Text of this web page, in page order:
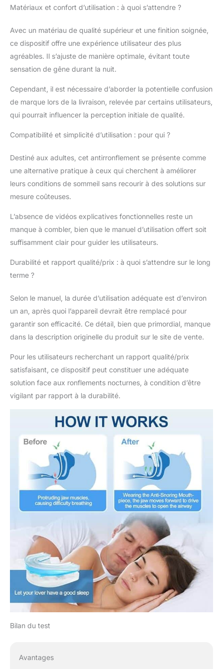
d'air ne soit pas
sains : les matériaux et
les produits ont été
soumis à des tests de
biocompatibilité
rigoureux, de sorte
pour le corps humain
et ne provoquent pas
de ronflements même
prolongée. Facile à
doucement l'appareil
avec une brosse douce
pendant 3 à 5 minutes,
puis rincez
de vie est de 6 à 12
mois avec des soins
appropriés. Utilisation :
de l'appareil augmente
l'efficacité. Veuillez lire
explique en détail
comment utiliser
l'appareil et ce à quoi
attention.
Matériaux et confort d’utilisation : à quoi s’attendre ?
Avec un matériau de qualité supérieur et une finition soignée,
ce dispositif offre une expérience utilisateur des plus
agréables. Il s’ajuste de manière optimale, évitant toute
sensation de gêne durant la nuit.
Cependant, il est nécessaire d’aborder la potentielle confusion
de marque lors de la livraison, relevée par certains utilisateurs,
qui pourrait influencer la perception initiale de qualité.
Compatibilité et simplicité d’utilisation : pour qui ?
Destiné aux adultes, cet antirronflement se présente comme
une alternative pratique à ceux qui cherchent à améliorer
leurs conditions de sommeil sans recourir à des solutions sur
mesure coûteuses.
L’absence de vidéos explicatives fonctionnelles reste un
manque à combler, bien que le manuel d’utilisation offert soit
suffisamment clair pour guider les utilisateurs.
Durabilité et rapport qualité/prix : à quoi s’attendre sur le long
terme ?
Selon le manuel, la durée d’utilisation adéquate est d’environ
un an, après quoi l’appareil devrait être remplacé pour
garantir son efficacité. Ce détail, bien que primordial, manque
dans la description originelle du produit sur le site de vente.
Pour les utilisateurs recherchant un rapport qualité/prix
satisfaisant, ce dispositif peut constituer une adéquate
solution face aux ronflements nocturnes, à condition d’être
vigilant par rapport à la durabilité.
Bilan du test
Avantages